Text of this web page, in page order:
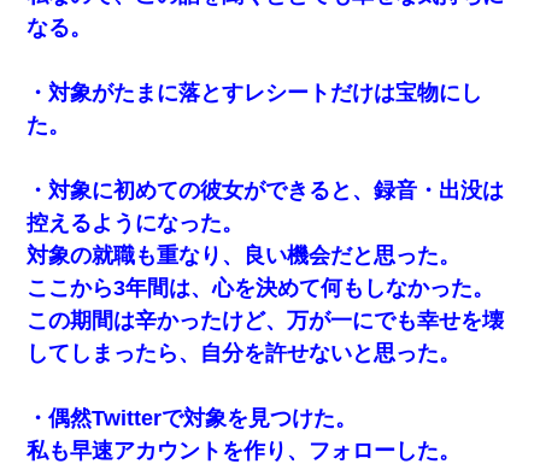
ＤＮＡ検査『血縁関係０％』旦那「やっぱり托卵だったんだ…」
嫁「本当に身に覚えがない」「なにかの間違いだ！取り違え
彼氏家「うちは墨入れるのが伝統だから。お前も彫れ」 → 結果…
生保レディと行為する為に駆け引きしてみた結果ｗｗｗｗｗｗｗ
ｗｗｗｗｗ
なる。
・対象がたまに落とすレシートだけは宝物にし
た。
・対象に初めての彼女ができると、録音・出没は
控えるようになった。
対象の就職も重なり、良い機会だと思った。
ここから3年間は、心を決めて何もしなかった。
この期間は辛かったけど、万が一にでも幸せを壊
してしまったら、自分を許せないと思った。
・偶然Twitterで対象を見つけた。
私も早速アカウントを作り、フォローした。